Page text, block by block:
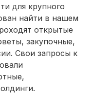
для крупного
найти в нашем
открытые
закупочные,
Свои запросы к